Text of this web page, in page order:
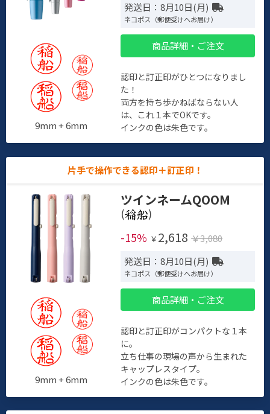
9mm + 6mm
発送日：8月10日(月)
ネコポス（郵便受けへお届け）
商品詳細・ご注文
認印と訂正印がひとつになりまし
た！
両方を持ち歩かねばならない人
は、これ１本でOKです。
インクの色は朱色です。
片手で操作できる認印＋訂正印！
9mm + 6mm
ツインネームQOOM
(
)
-15% ￥ 2,618 ￥3,080
発送日：8月10日(月)
ネコポス（郵便受けへお届け）
商品詳細・ご注文
認印と訂正印がコンパクトな１本
に。
立ち仕事の現場の声から生まれた
キャップレスタイプ。
インクの色は朱色です。